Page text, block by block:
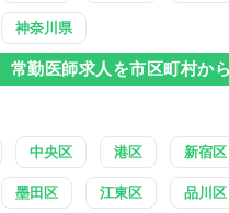
神奈川県
常勤医師求人を市区町村か
中央区 港区 新宿区
墨田区 江東区 品川区